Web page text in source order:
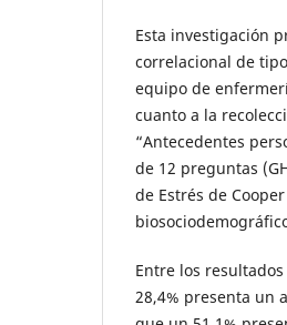
Esta investigación
correlacional de
equipo de
cuanto a la
“Antecedentes
de 12 preguntas
de Estrés de
Entre los
28,4% presenta un